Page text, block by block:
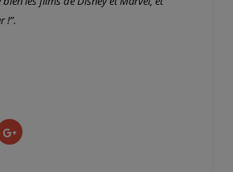
!”.
Cliquez
pour